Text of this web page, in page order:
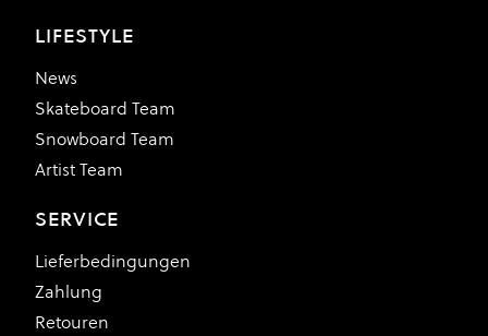
LIFESTYLE
News
Skateboard Team
Snowboard Team
Artist Team
SERVICE
Lieferbedingungen
Zahlung
Retouren